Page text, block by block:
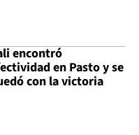
encontró
en Pasto y se
con la victoria